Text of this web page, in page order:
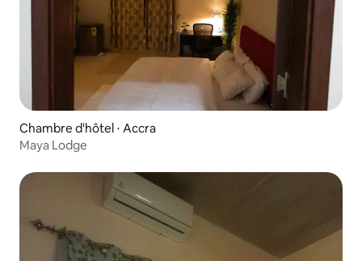
Chambre d'hôtel ⋅ Accra
Maya Lodge